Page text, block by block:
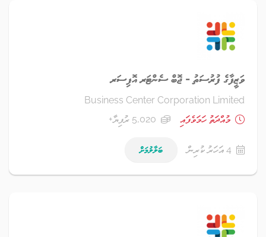
ވަޒީފާގެ ފުރުސަތު - ޖޮބް ސެންޓަރ އޮފިސަރ
Business Center Corporation Limited
މުއްދަތު ހަމަވެފައި
5,020 ރުފިޔާ+
4 އަހަރު ކުރިން ބަލާލުމަށް